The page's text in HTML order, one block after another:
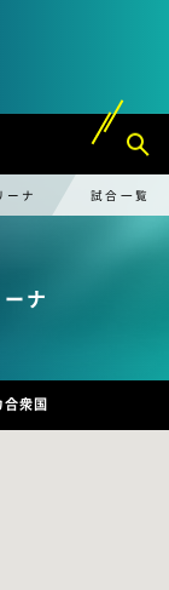
ーナ 試合一覧
ナ
衆国